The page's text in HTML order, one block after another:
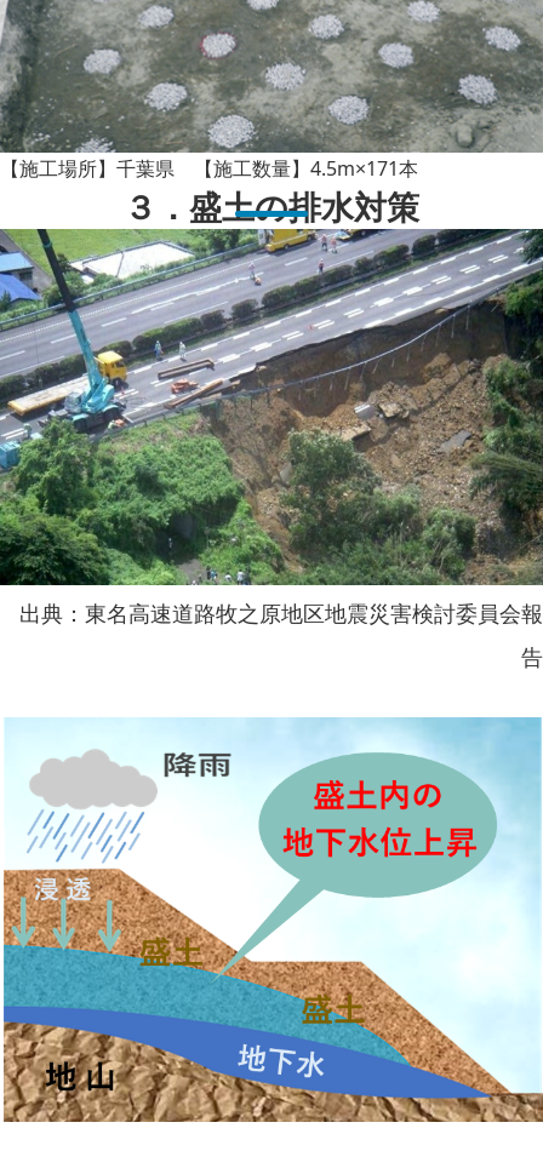
【施工場所】千葉県 【施工数量】4.5m×171本
３．盛土の排水対策
出典：東名高速道路牧之原地区地震災害検討委員会報
告